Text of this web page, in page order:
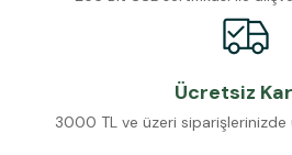
Ücretsiz
3000 TL ve üzeri siparişlerinizde